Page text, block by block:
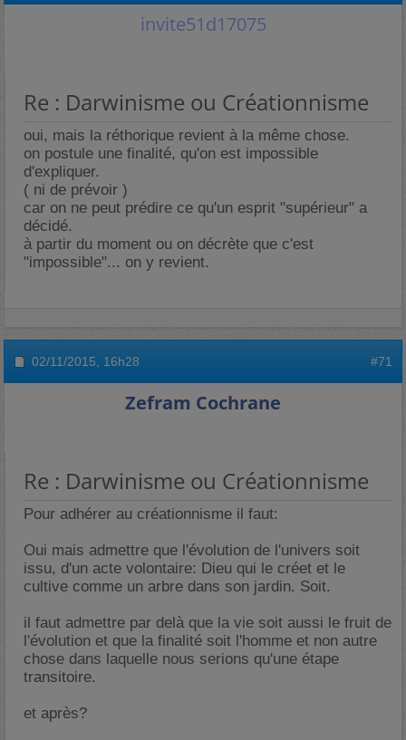
invite51d17075
Re : Darwinisme ou Créationnisme
oui, mais la réthorique revient à la même chose.
on postule une finalité, qu'on est impossible
d'expliquer.
( ni de prévoir )
car on ne peut prédire ce qu'un esprit "supérieur" a
décidé.
à partir du moment ou on décrète que c'est
"impossible"... on y revient.
02/11/2015, 16h28 #71
Zefram Cochrane
Re : Darwinisme ou Créationnisme
Pour adhérer au créationnisme il faut:
Oui mais admettre que l'évolution de l'univers soit
issu, d'un acte volontaire: Dieu qui le créet et le
cultive comme un arbre dans son jardin. Soit.
il faut admettre par delà que la vie soit aussi le fruit de
l'évolution et que la finalité soit l'homme et non autre
chose dans laquelle nous serions qu'une étape
transitoire.
et après?